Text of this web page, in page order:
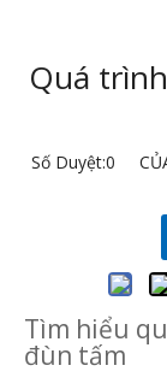
Quá
Số Duyệt:0
Tìm hiểu
đùn tấm